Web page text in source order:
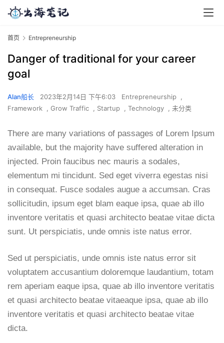
首页 Entrepreneurship
Danger of traditional for your career
goal
Alan船长 2023年2月14日 下午6:03 Entrepreneurship ,
Framework , Grow Traffic , Startup , Technology , 未分类
There are many variations of passages of Lorem Ipsum
available, but the majority have suffered alteration in
injected. Proin faucibus nec mauris a sodales,
elementum mi tincidunt. Sed eget viverra egestas nisi
in consequat. Fusce sodales augue a accumsan. Cras
sollicitudin, ipsum eget blam eaque ipsa, quae ab illo
inventore veritatis et quasi architecto beatae vitae dicta
sunt. Ut perspiciatis, unde omnis iste natus error.
Sed ut perspiciatis, unde omnis iste natus error sit
voluptatem accusantium doloremque laudantium, totam
rem aperiam eaque ipsa, quae ab illo inventore veritatis
et quasi architecto beatae vitaeaque ipsa, quae ab illo
inventore veritatis et quasi architecto beatae vitae
dicta.